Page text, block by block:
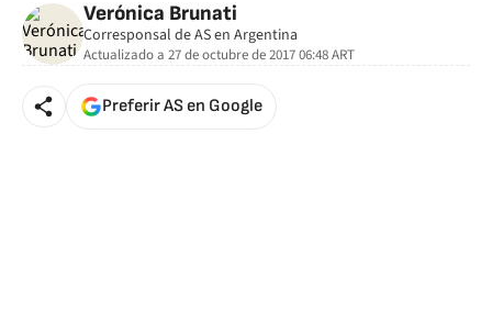
Verónica Brunati
Corresponsal de AS en Argentina
Actualizado a 27 de octubre de 2017 06:48ART
Preferir AS en Google